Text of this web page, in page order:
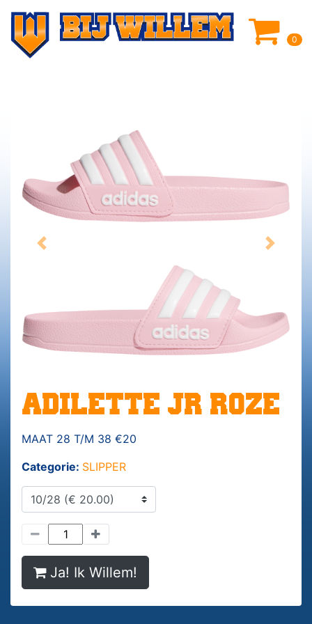
0
Previous Next
ADILETTE JR ROZE
MAAT 28 T/M 38 €20
Categorie: SLIPPER
Ja! Ik Willem!